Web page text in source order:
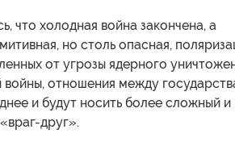
что холодная война закончена, а
но столь опасная,
от угрозы ядерного
отношения между
и будут носить более сложный и
друг».